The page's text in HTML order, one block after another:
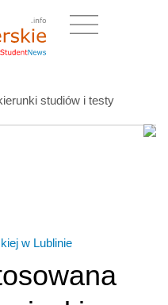
studiów i testy
w Lublinie